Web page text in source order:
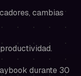
cambias
durante 30